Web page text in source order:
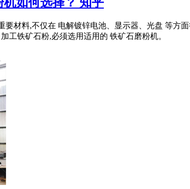
如何选择？ 知乎
要材料,不仅在 电解镀锌电池、显示器、光盘 等
工铁矿石粉,必须选用适用的 铁矿石磨粉机。